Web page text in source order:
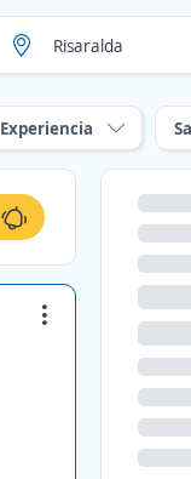
Experiencia